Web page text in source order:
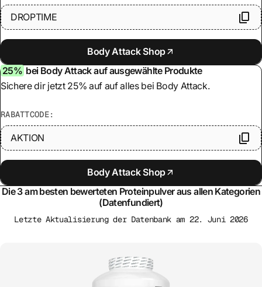
DROPTIME
Body Attack Shop
25% bei Body Attack auf ausgewählte Produkte
Sichere dir jetzt 25% auf auf alles bei Body Attack.
RABATTCODE:
AKTION
Body Attack Shop
Die 3 am besten bewerteten Proteinpulver aus allen Kategorien
(Datenfundiert)
Letzte Aktualisierung der Datenbank am 22. Juni 2026